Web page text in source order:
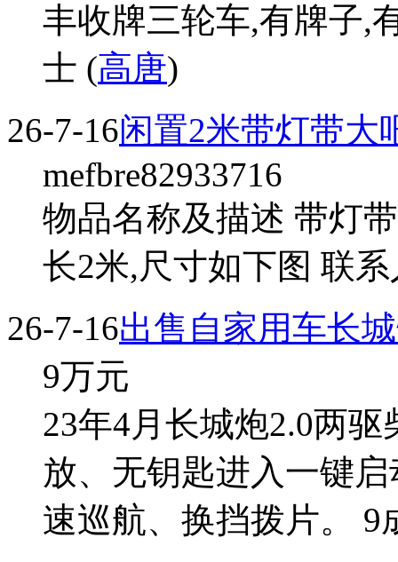
丰收牌三轮车,有牌子,
士 (高唐)
26-7-16闲置2米带灯带大
mefbre82933716
物品名称及描述 带灯
长2米,尺寸如下图 联
26-7-16出售自家用车长
9万元
23年4月长城炮2.0两
放、无钥匙进入一键
速巡航、换挡拨片。 9